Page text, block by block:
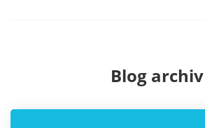
Blog archiv